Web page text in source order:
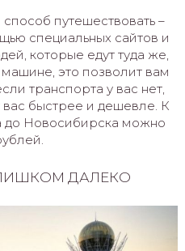
путешествовать –
специальных сайтов и
которые едут туда же,
это позволит вам
транспорта у вас нет,
вас быстрее и дешевле. К
до Новосибирска можно
ДАЛЕКО